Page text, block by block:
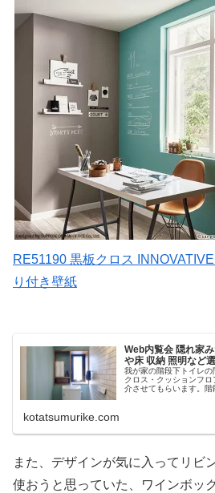
RE51190 黒板クロス
り付き壁紙
Web内覧会 隠れ家
や床 収納 照明など
我が家の階段下トイレ
クロス・クッションフ
介させてもらいます。階
kotatsumurike.com
また、デザインが気に入ってリビ
使おうと思っていた、ワインボッ